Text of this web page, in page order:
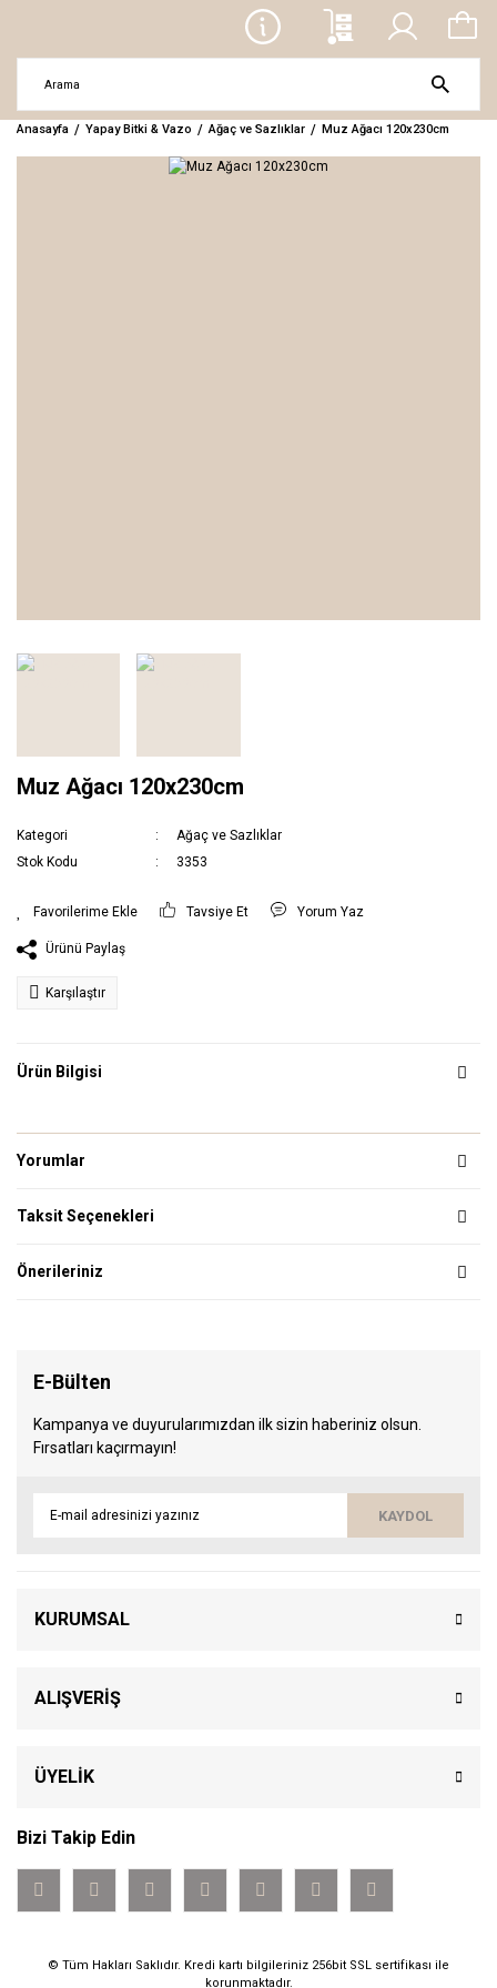
Anasayfa Yapay Bitki & Vazo Ağaç ve Sazlıklar Muz Ağacı 120x230cm
Muz Ağacı 120x230cm
Kategori
Ağaç ve Sazlıklar
Stok Kodu
3353
Tavsiye Et Yorum Yaz
Ürünü Paylaş
Karşılaştır
Ürün Bilgisi
Yorumlar
Taksit Seçenekleri
Önerileriniz
E-Bülten
Kampanya ve duyurularımızdan ilk sizin haberiniz olsun.
Fırsatları kaçırmayın!
KAYDOL
KURUMSAL
ALIŞVERİŞ
ÜYELİK
Bizi Takip Edin
© Tüm Hakları Saklıdır. Kredi kartı bilgileriniz 256bit SSL sertifikası ile
korunmaktadır.